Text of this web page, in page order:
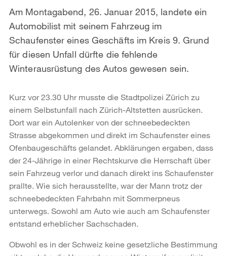
Am Montagabend, 26. Januar 2015, landete ein
Automobilist mit seinem Fahrzeug im
Schaufenster eines Geschäfts im Kreis 9. Grund
für diesen Unfall dürfte die fehlende
Winterausrüstung des Autos gewesen sein.
Kurz vor 23.30 Uhr musste die Stadtpolizei Zürich zu
einem Selbstunfall nach Zürich-Altstetten ausrücken.
Dort war ein Autolenker von der schneebedeckten
Strasse abgekommen und direkt im Schaufenster eines
Ofenbaugeschäfts gelandet. Abklärungen ergaben, dass
der 24-Jährige in einer Rechtskurve die Herrschaft über
sein Fahrzeug verlor und danach direkt ins Schaufenster
prallte. Wie sich herausstellte, war der Mann trotz der
schneebedeckten Fahrbahn mit Sommerpneus
unterwegs. Sowohl am Auto wie auch am Schaufenster
entstand erheblicher Sachschaden.
Obwohl es in der Schweiz keine gesetzliche Bestimmung